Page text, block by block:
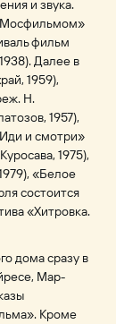
и звука.
фильм
Далее в
1959),
Н.
1957),
и смотри»
1975),
«Белое
состоится
«Хитровка.
дома сразу в
Мар-
Кроме